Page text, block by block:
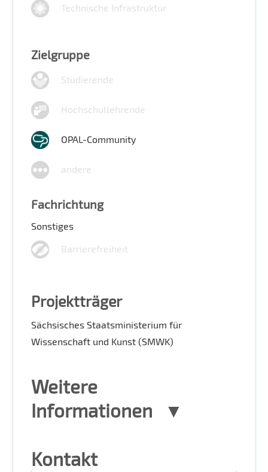
Technische Infrastruktur
Zielgruppe
Studierende
Hochschullehrende
OPAL-Community
andere
Fachrichtung
Sonstiges
Barrierefreiheit
Projektträger
Sächsisches Staatsministerium für
Wissenschaft und Kunst (SMWK)
Weitere
Informationen
Kontakt